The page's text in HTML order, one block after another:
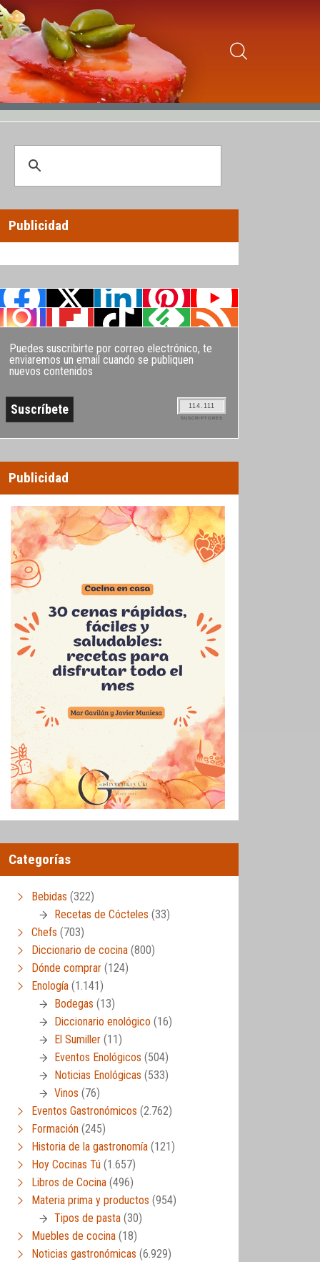
Publicidad
Puedes suscribirte por correo electrónico, te
enviaremos un email cuando se publiquen
nuevos contenidos
114.111
SUSCRIPTORES
Publicidad
Categorías
Bebidas (322)
Recetas de Cócteles (33)
Chefs (703)
Diccionario de cocina (800)
Dónde comprar (124)
Enología (1.141)
Bodegas (13)
Diccionario enológico (16)
El Sumiller (11)
Eventos Enológicos (504)
Noticias Enológicas (533)
Vinos (76)
Eventos Gastronómicos (2.762)
Formación (245)
Historia de la gastronomía (121)
Hoy Cocinas Tú (1.657)
Libros de Cocina (496)
Materia prima y productos (954)
Tipos de pasta (30)
Muebles de cocina (18)
Noticias gastronómicas (6.929)